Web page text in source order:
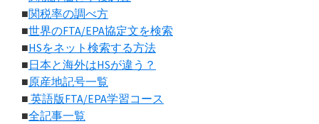
■関税率の調べ方
■世界のFTA/EPA協定文を検索
■HSをネット検索する方法
■日本と海外はHSが違う？
■原産地記号一覧
■ 英語版FTA/EPA学習コース
■全記事一覧